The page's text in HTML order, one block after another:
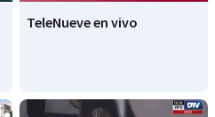
TeleNueve en vivo